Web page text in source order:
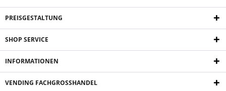
PREISGESTALTUNG
SHOP SERVICE
INFORMATIONEN
VENDING FACHGROSSHANDEL